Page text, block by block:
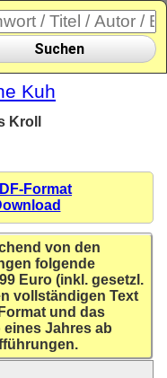
Suchen
Kuh
Kroll
Format
von den
folgende
Euro (inkl. gesetzl.
vollständigen Text
und das
Jahres ab